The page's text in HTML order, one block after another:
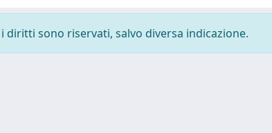
sono riservati, salvo diversa indicazione.